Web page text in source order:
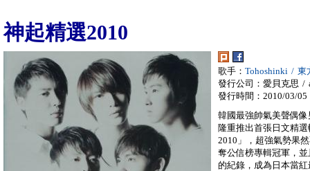
神起精選2010
歌手： Tohoshinki / 東
發行公司：愛貝克思 /
發行時間：2010/03/05
韓國最強帥氣美聲偶
隆重推出首張日文精
2010」，超強氣勢果
奪公信榜專輯冠軍，
的紀錄，成為日本當